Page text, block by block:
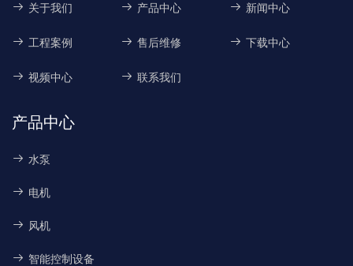
关于我们 产品中心 新闻中心
工程案例 售后维修 下载中心
视频中心 联系我们
产品中心
水泵
电机
风机
智能控制设备